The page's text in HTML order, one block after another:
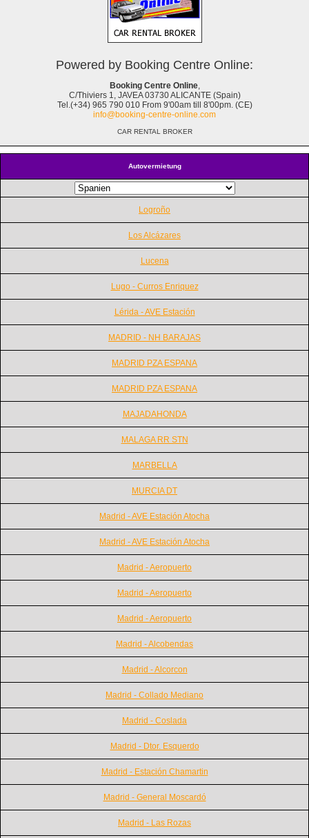
Autovermietung
Logroño
Los Alcázares
Lucena
Lugo - Curros Enriquez
Lérida - AVE Estación
MADRID - NH BARAJAS
MADRID PZA ESPANA
MADRID PZA ESPANA
MAJADAHONDA
MALAGA RR STN
MARBELLA
MURCIA DT
Madrid - AVE Estación Atocha
Madrid - AVE Estación Atocha
Madrid - Aeropuerto
Madrid - Aeropuerto
Madrid - Aeropuerto
Madrid - Alcobendas
Madrid - Alcorcon
Madrid - Collado Mediano
Madrid - Coslada
Madrid - Dtor. Esquerdo
Madrid - Estación Chamartin
Madrid - General Moscardó
Madrid - Las Rozas
Powered by Booking Centre Online:
Booking Centre Online,
C/Thiviers 1, JAVEA 03730 ALICANTE (Spain)
Tel.(+34) 965 790 010 From 9'00am till 8'00pm. (CE)
info@booking-centre-online.com
CAR RENTAL BROKER